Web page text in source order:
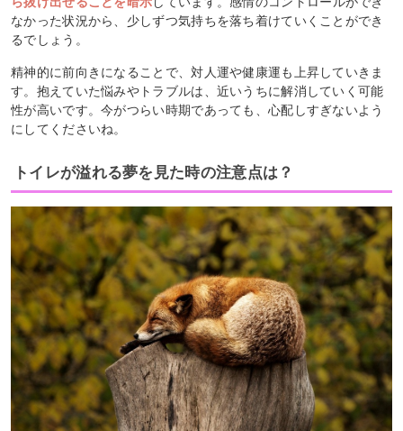
なかった状況から、少しずつ気持ちを落ち着けていくことができ
るでしょう。
精神的に前向きになることで、対人運や健康運も上昇していきま
す。抱えていた悩みやトラブルは、近いうちに解消していく可能
性が高いです。今がつらい時期であっても、心配しすぎないよう
にしてくださいね。
トイレが溢れる夢を見た時の注意点は？